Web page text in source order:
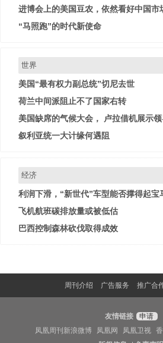
进博会上的美国豆农，依然看好中国市
“马照跑”的时代新使命
世界
美国“最有权力副总统”切尼去世
荷兰中间派阻止不了国家右转
美国缺席的气候大会， 卢拉借机展示领
叙利亚统一大计缘何遇阻
经济
利润下滑，“新世代”车型能否撑得起宝
飞机航班碳排放量或被低估
巴西控制森林砍伐取得成效
周刊介绍 广告服务 推广合
友情链接
申请
凤凰周刊新浪微博
凤凰网 凤凰卫视